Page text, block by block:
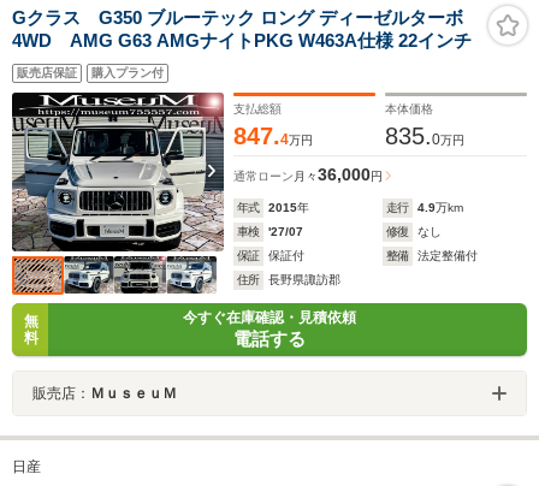
Gクラス G350 ブルーテック ロング ディーゼルターボ
4WD AMG G63 AMGナイトPKG W463A仕様 22インチ
販売店保証 購入プラン付
支払総額
847.4万円
本体価格
835.0万円
通常ローン 月々36,000円
年式 2015年 走行 4.9万km
車検
'27/07 修復
なし
保証
保証付 整備
法定整備付
住所
長野県諏訪郡
無
料
今すぐ在庫確認・見積依頼
電話する
販売店： ＭｕｓｅｕＭ
日産